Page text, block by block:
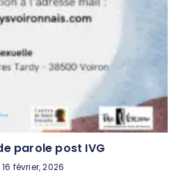
parole post IVG
16 février, 2026